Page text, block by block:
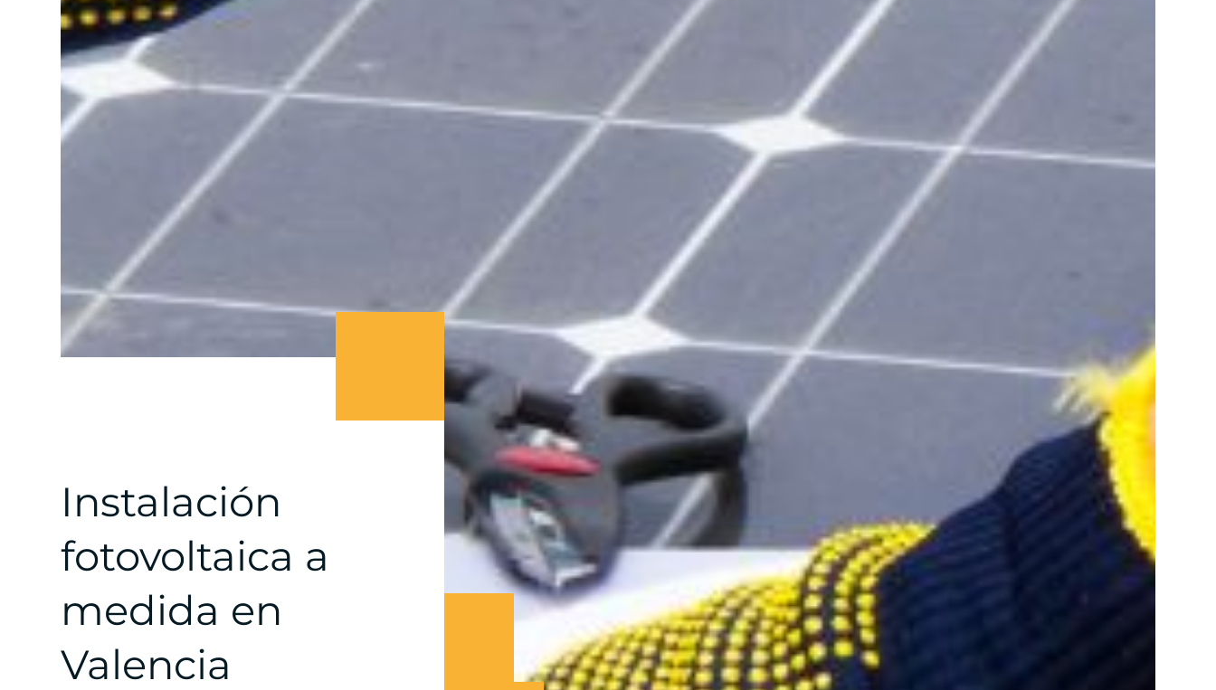
Instalación
fotovoltaica a
medida en
Valencia